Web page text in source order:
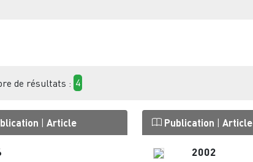
de résultats : 4
| Article Publication | Article
2002